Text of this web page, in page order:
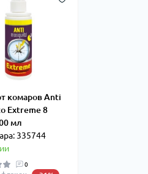
комаров Anti
Extreme 8
мл
335744
0